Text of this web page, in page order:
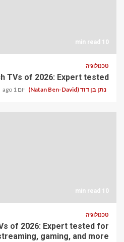
10 min read
טכנולוגיה
TVs of 2026: Expert tested
נתן בן דוד (Natan Ben-David) יום 1 ago
10 min read
טכנולוגיה
of 2026: Expert tested for
gaming, and more